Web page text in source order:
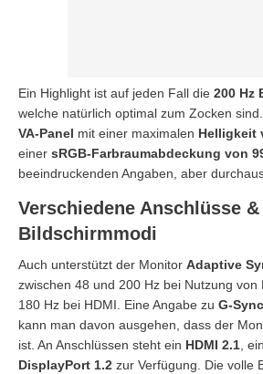
Ein Highlight ist auf jeden Fall die 200 Hz
welche natürlich optimal zum Zocken
VA-Panel mit einer maximalen Helligkeit
einer sRGB-Farbraumabdeckung von
beeindruckenden Angaben, aber
Verschiedene Anschlüsse &
Bildschirmmodi
Auch unterstützt der Monitor Adaptive
zwischen 48 und 200 Hz bei Nutzung von
180 Hz bei HDMI. Eine Angabe zu G-Sync
kann man davon ausgehen, dass der
ist. An Anschlüssen steht ein HDMI 2.1 , ein
DisplayPort 1.2 zur Verfügung. Die volle